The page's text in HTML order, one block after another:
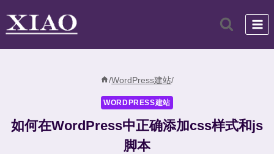
/WordPress建站/
WORDPRESS建站
如何在WordPress中正确添加css样式和js
脚本